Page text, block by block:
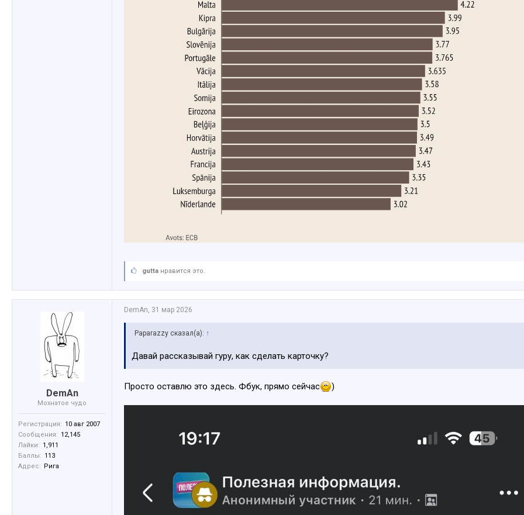
gutta нравится это.
DemAn
Мохнатое чудо
Регистрация: 10 авг 2007
Сообщения: 12,145
Лайки: 1,911
Баллы: 113
Адрес:
Рига
DemAn, 31 мар 2026
Paparazzy сказал(а): ↑
Давай рассказывай гуру, как сделать карточку?
Просто оставлю это здесь. Фбук, прямо сейчас )